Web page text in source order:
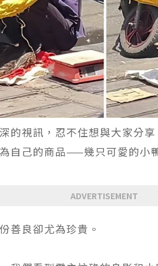
的視訊，忍不住想與大家分
自己的商品——幾只可愛的小
ADVERTISEMENT
善良卻尤為珍貴。